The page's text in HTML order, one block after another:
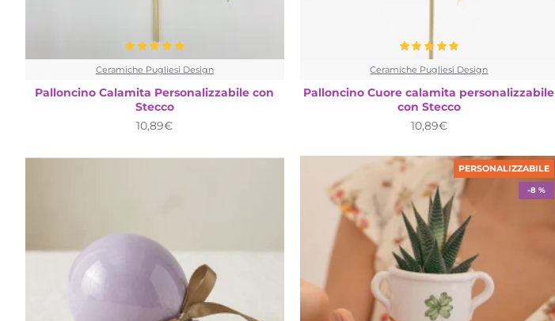
Ceramiche Pugliesi Design
Palloncino Calamita Personalizzabile con
Stecco
10,89€
Ceramiche Pugliesi Design
Palloncino Cuore calamita personalizzabile
con Stecco
10,89€
PERSONALIZZABILE
-8 %